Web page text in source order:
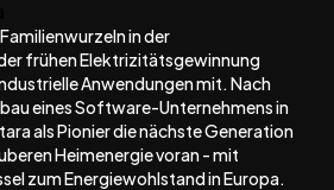
in der
frühen Elektrizitätsgewinnung
Anwendungen mit. Nach
eines Software-Unternehmens in
als Pionier die nächste Generation
Heimenergie voran - mit
zum Energiewohlstand in Europa.